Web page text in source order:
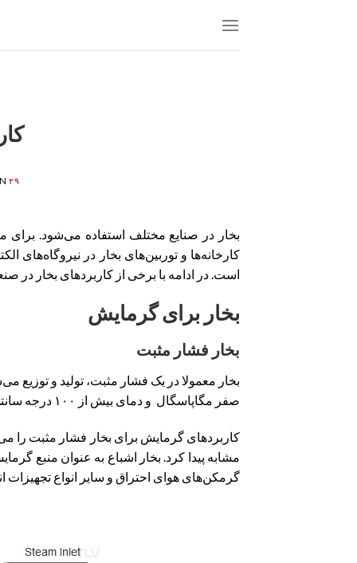
۲۹ اسفند ۱۳۹۸
بخار در صنایع مختلف استفاده می‌شود. برای
کارخانه‌ها و توربین‌های بخار در نیروگاه‌های
است. در ادامه با برخی از کاربردهای بخار در
بخار برای گرمایش
بخار فشار مثبت
بخار معمولا در یک فشار مثبت، تولید و توزیع
صفر مگاپاسگال و دمای بیش از ۱۰۰ درجه سانتی گراد است.
کاربردهای گرمایش برای بخار فشار مثبت را
مشابه پیدا کرد. بخار اشباع به عنوان منبع
گرمکن‌های هوای احتراق و سایر انواع تجهیزات